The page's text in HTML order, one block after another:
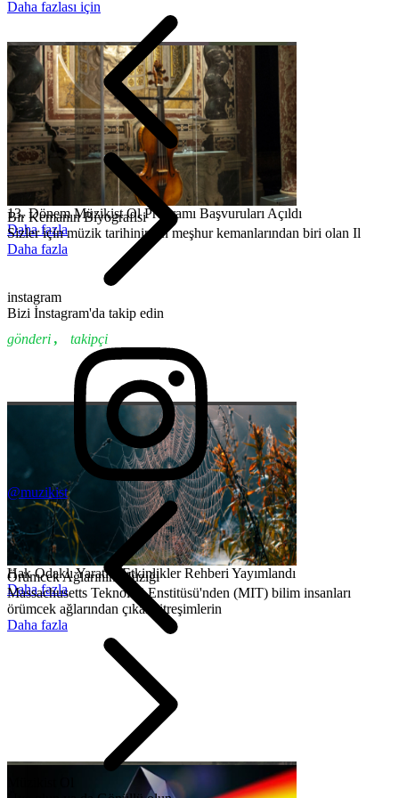
13. Dönem Müzikist Ol Programı Başvuruları Açıldı
Daha fazla
Hak Odaklı Yaratıcı Etkinlikler Rehberi Yayımlandı
Daha fazla
Bir Kemanın Biyografisi
Sizler için müzik tarihinin en meşhur kemanlarından biri olan Il
Daha fazla
Örümcek Ağlarının Müziği
Massachusetts Teknoloji Enstitüsü'nden (MIT) bilim insanları
örümcek ağlarından çıkan titreşimlerin
Daha fazla
Daha fazlası için
instagram
Bizi İnstagram'da takip edin
gönderi , takipçi
@muzikist